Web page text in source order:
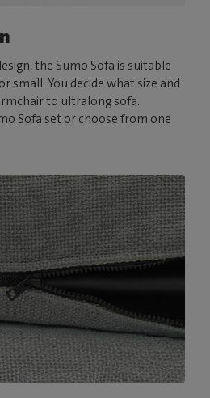
the Sumo Sofa is suitable
small. You decide what size and
to ultralong sofa.
Sofa set or choose from one